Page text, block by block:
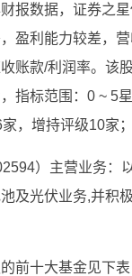
报数据，证券之
盈利能力较差，
账款/利润率。该
，指标范围：0 ~ 5
，增持评级10家
）主营业务：
及光伏业务,并积
前十大基金见下表